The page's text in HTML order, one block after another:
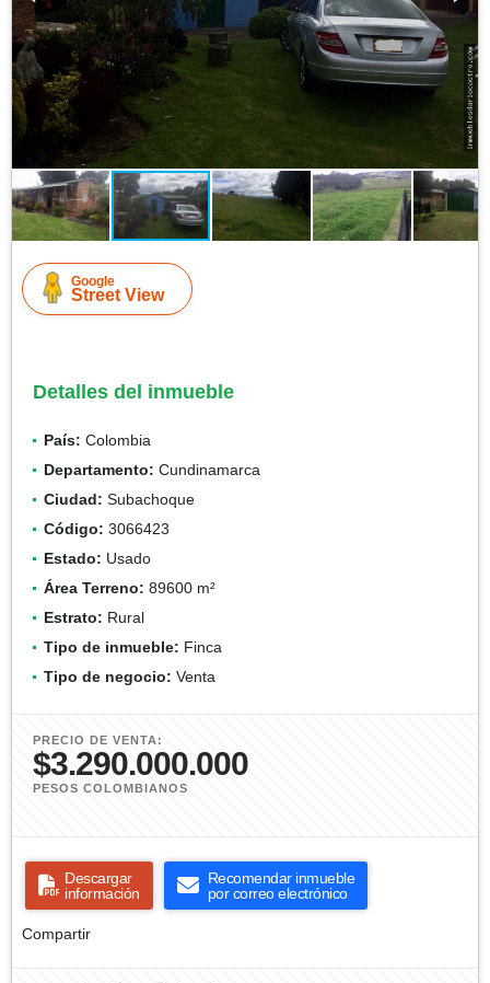
Google
Street View
Detalles del inmueble
País: Colombia
Departamento: Cundinamarca
Ciudad: Subachoque
Código: 3066423
Estado: Usado
Área Terreno: 89600 m²
Estrato: Rural
Tipo de inmueble: Finca
Tipo de negocio: Venta
PRECIO DE VENTA:
$3.290.000.000
PESOS COLOMBIANOS
Descargar
información
Recomendar inmueble
por correo electrónico
Compartir